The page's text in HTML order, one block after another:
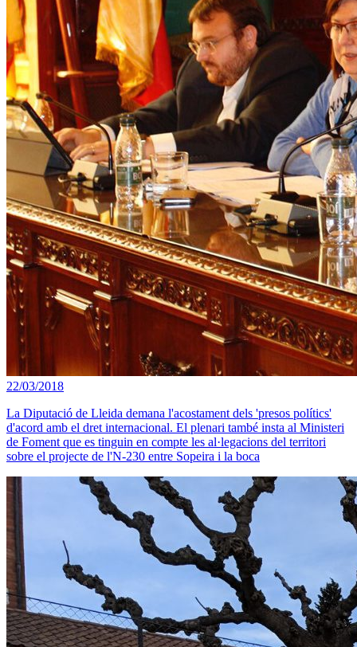
22/03/2018
La Diputació de Lleida demana l'acostament dels 'presos polítics'
d'acord amb el dret internacional. El plenari també insta al Ministeri
de Foment que es tinguin en compte les al·legacions del territori
sobre el projecte de l'N-230 entre Sopeira i la boca